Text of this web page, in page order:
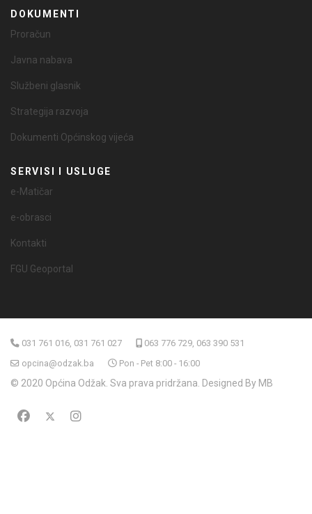
DOKUMENTI
Proračun
Javna nabava
Službeni glasnik
Strategija razvoja
Dokumenti Općinskog vijeća
SERVISI I USLUGE
e-Matičar
e-obrasci
Kontakti
FGU Geoportal
031 761 016, 031 761 027
063 776 729, 063 390 531
opcina@odzak.ba
Pon - Pet 8:00 - 16:00
© 2020 Općina Odžak. Sva prava pridržana. Designed By MB